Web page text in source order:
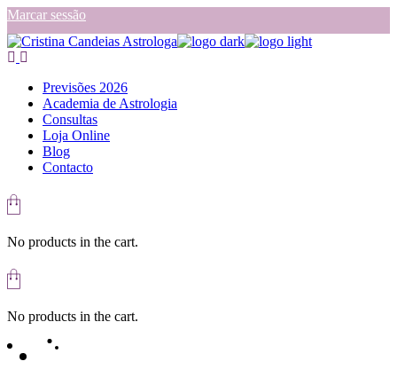
Skip
the
content
Marcar sessão
Previsões 2026
Academia de Astrologia
Consultas
Loja Online
Blog
Contacto
No products in the cart.
No products in the cart.